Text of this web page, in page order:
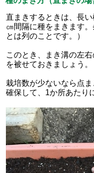
直まきするときは、長
㎝間隔に種をまきます
とは列のことです。）
このとき、まき溝の左
を被せておきましょう。
栽培数が少ないなら点
確保して、1か所あたり